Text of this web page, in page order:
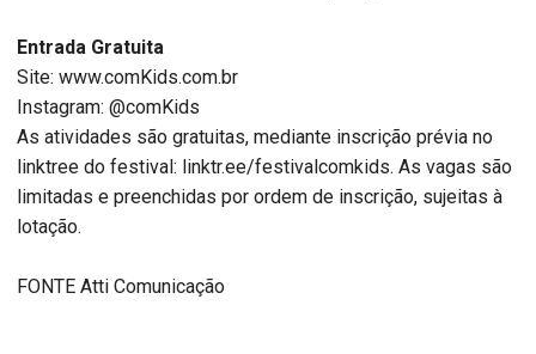
Entrada Gratuita
Site: www.comKids.com.br
Instagram: @comKids
As atividades são gratuitas, mediante inscrição prévia no
linktree do festival: linktr.ee/festivalcomkids. As vagas são
limitadas e preenchidas por ordem de inscrição, sujeitas à
lotação.
FONTE Atti Comunicação